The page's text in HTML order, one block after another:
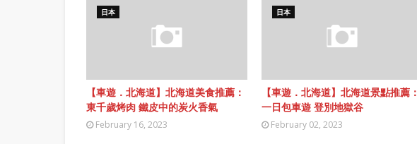
日本
【車遊．北海道】北海道美食推薦：
東千歲烤肉 鐵皮中的炭火香氣
February 16, 2023
日本
【車遊．北海道】北海道景點推薦：
一日包車遊 登別地獄谷
February 02, 2023